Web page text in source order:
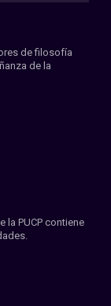
de filosofía
de la
la PUCP contiene